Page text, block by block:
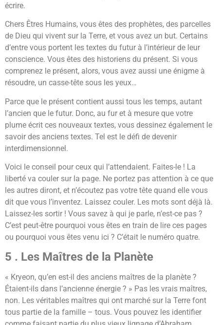
écrire.
Chers Êtres Humains, vous êtes des prophètes, des parcelles
de Dieu qui vivent sur la Terre, et vous avez un but. Certains
d’entre vous portent les textes du futur à l’intérieur de leur
conscience. Vous êtes des historiens du présent. Si vous
comprenez le présent, alors, vous avez aussi une énigme à
résoudre, un casse-tête sous les yeux…
Parce que le présent contient aussi tous les temps, autant
l’ancien que le futur. Donc, au fur et à mesure que votre
plume écrit ces nouveaux textes, vous dessinez également le
savoir des anciens textes. Tel est le défi de devenir
interdimensionnel.
Voici le conseil pour ceux qui l’attendaient. Faites-le ! La
liberté va couler sur la page. Ne portez pas attention à ce que
les autres diront, et n’écoutez pas votre tête quand elle vous
dit que vous l’inventez. Laissez couler. Les mots sont déjà là.
Laissez-les sortir ! Vous savez à qui je parle, n’est-ce pas ?
C’est peut-être pourquoi vous êtes en train de lire ces pages
ou pourquoi vous êtes venu ici ? C’était le numéro quatre.
5 . Les Maîtres de la Planète
« Kryeon, qu’en est-il des anciens maîtres de la planète ?
Étaient-ils dans l’ancienne énergie ? » Pas les vrais maîtres,
non. Les véritables maîtres qui ont marché sur la Terre font
tous partie de la famille – tous. Vous pouvez les identifier